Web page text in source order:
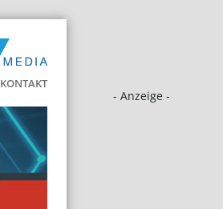
KONTAKT
- Anzeige -